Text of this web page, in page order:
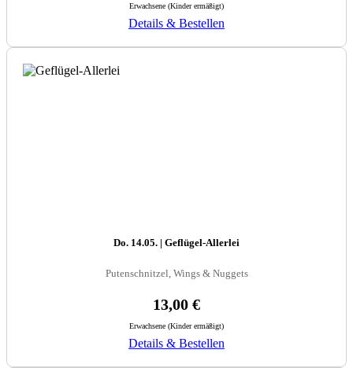
Erwachsene (Kinder ermäßigt)
Details & Bestellen
Do. 14.05. | Geflügel-Allerlei
Putenschnitzel, Wings & Nuggets
13,00 €
Erwachsene (Kinder ermäßigt)
Details & Bestellen